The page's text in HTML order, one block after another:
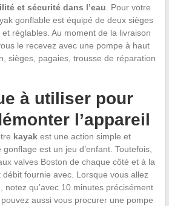
et sécurité dans l’eau . Pour votre
gonflable est équipé de deux sièges
réglables. Au moment de la livraison
le recevez avec une pompe à haut
sièges, pagaies, trousse de réparation
à utiliser pour
l’appareil
kayakest une action simple et
est un jeu d’enfant. Toutefois,
valves Boston de chaque côté et à la
fournie avec. Lorsque vous allez
notez qu’avec 10 minutes précisément
aussi vous procurer une pompe